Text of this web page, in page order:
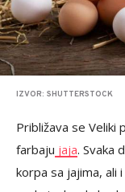
IZVOR: SHUTTERSTOCK
Približava se Veliki
farbaju jaja. Svaka
korpa sa jajima, ali